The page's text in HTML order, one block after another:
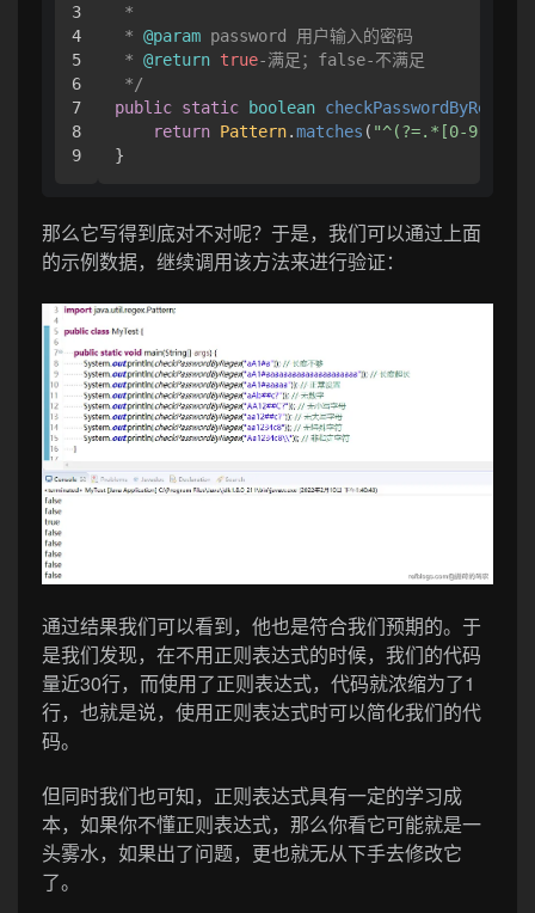
3
4
5
6
7
8
*
* @param password 用户输入的密码
* @return true-满足；false-不满足
*/
public static boolean checkPasswordByRegex
return Pattern.matches ( "^(?=.*[0-
}
那么它写得到底对不对呢？于是，我们可以通过上面
的示例数据，继续调用该方法来进行验证：
通过结果我们可以看到，他也是符合我们预期的。于
是我们发现，在不用正则表达式的时候，我们的代码
量近30行，而使用了正则表达式，代码就浓缩为了1
行，也就是说，使用正则表达式时可以简化我们的代
码。
但同时我们也可知，正则表达式具有一定的学习成
本，如果你不懂正则表达式，那么你看它可能就是一
头雾水，如果出了问题，更也就无从下手去修改它
了。